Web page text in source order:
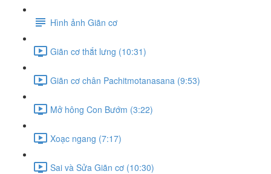
Hình ảnh Giãn cơ
Giãn cơ thắt lưng (10:31)
Giãn cơ chân Pachitmotanasana (9:53)
Mở hông Con Bướm (3:22)
Xoạc ngang (7:17)
Sai và Sửa Giãn cơ (10:30)